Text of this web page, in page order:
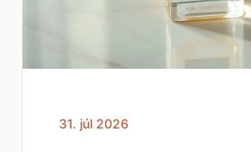
31. júl 2026